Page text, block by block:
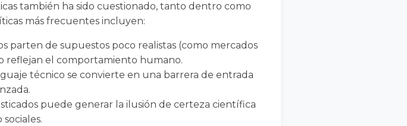
también ha sido cuestionado, tanto dentro como
más frecuentes incluyen:
parten de supuestos poco realistas (como mercados
reflejan el comportamiento humano.
técnico se convierte en una barrera de entrada
puede generar la ilusión de certeza científica